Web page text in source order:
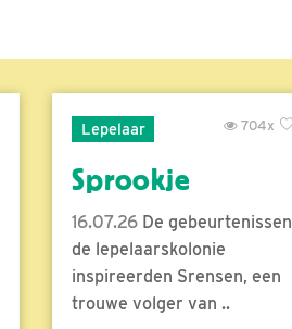
Lepelaar 704x
Sprookje
16.07.26 De
de lepelaarskolonie
inspireerden Srensen, een
trouwe volger van ..